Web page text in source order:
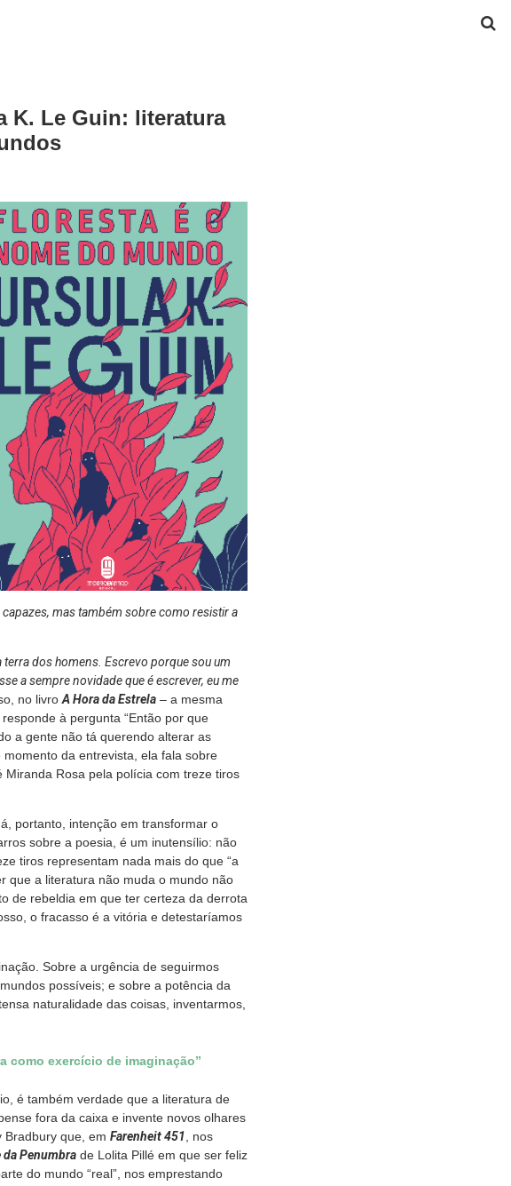
K. Le Guin: literatura
mas também sobre como resistir a
dos homens. Escrevo porque sou um
a sempre novidade que é escrever, eu me
no livro A Hora da Estrela – a mesma
à pergunta “Então por que
a gente não tá querendo alterar as
da entrevista, ela fala sobre
Miranda Rosa pela polícia com treze tiros
portanto, intenção em transformar o
sobre a poesia, é um inutensílio: não
tiros representam nada mais do que “a
que a literatura não muda o mundo não
de rebeldia em que ter certeza da derrota
o fracasso é a vitória e detestaríamos
Sobre a urgência de seguirmos
possíveis; e sobre a potência da
naturalidade das coisas, inventarmos,
como exercício de imaginação”
é também verdade que a literatura de
fora da caixa e invente novos olhares
Bradbury que, em Farenheit 451 , nos
da Penumbra de Lolita Pillé em que ser feliz
do mundo “real”, nos emprestando